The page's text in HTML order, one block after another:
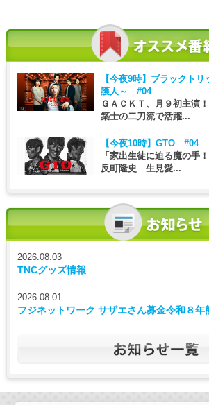
【今夜9時】 ブラックトリ
護人～ #04
ＧＡＣＫＴ、月９初主演
築士の二刀流で活躍...
【今夜10時】 GTO #04
「家出生徒に迫る魔の手
反町隆史 生見愛...
2026.08.03
TNCグッズ情報
2026.08.01
フジネットワーク サザエさん募金令和８年